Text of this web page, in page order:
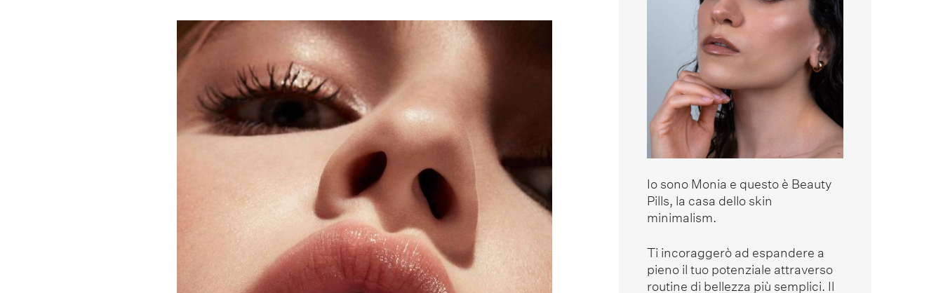
Io sono Monia e questo è Beauty
Pills, la casa dello skin
minimalism.
Ti incoraggerò ad espandere a
pieno il tuo potenziale attraverso
routine di bellezza più semplici. Il